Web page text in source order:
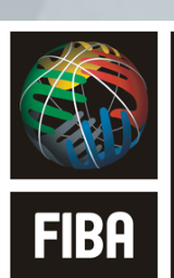
View
Larger
Image